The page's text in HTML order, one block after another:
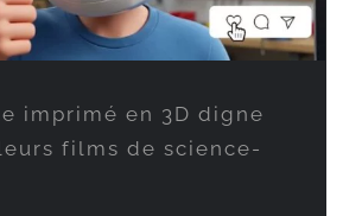
imprimé en 3D digne
films de science-